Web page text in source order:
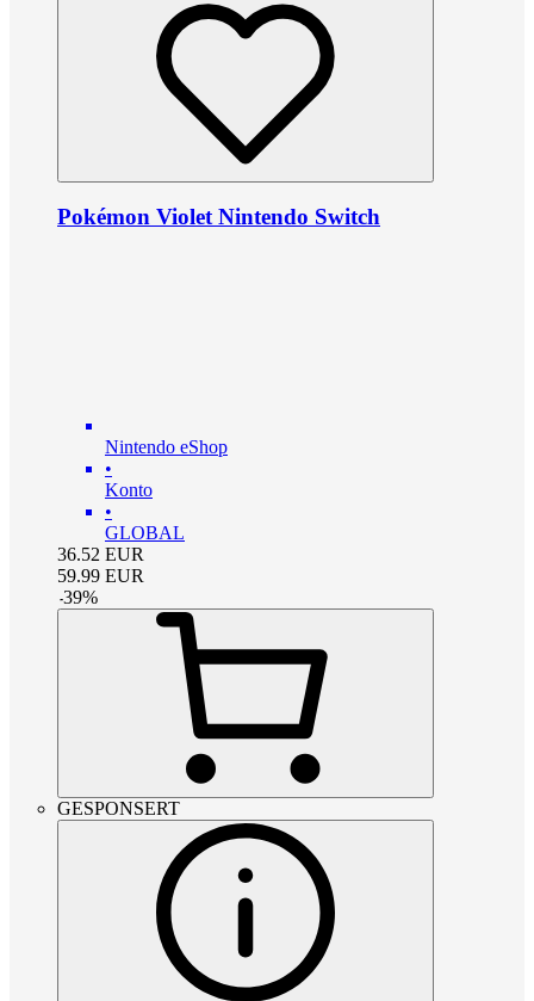
Pokémon Violet Nintendo Switch
Nintendo eShop
•
Konto
•
GLOBAL
36.52 EUR
59.99 EUR
-39%
GESPONSERT